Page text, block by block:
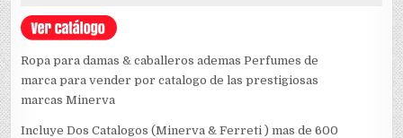
Ropa para damas & caballeros ademas Perfumes de
marca para vender por catalogo de las prestigiosas
marcas Minerva
Incluye Dos Catalogos (Minerva & Ferreti ) mas de 600